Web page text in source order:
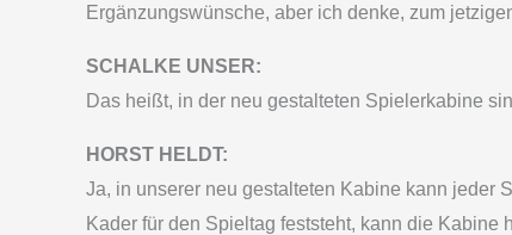
Ergänzungswünsche, aber ich denke, zum
SCHALKE UNSER:
Das heißt, in der neu gestalteten Spielerkabine
HORST HELDT:
Ja, in unserer neu gestalteten Kabine kann jeder
Kader für den Spieltag feststeht, kann die Kabine